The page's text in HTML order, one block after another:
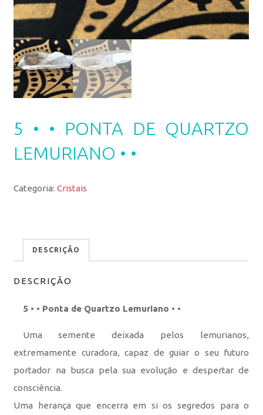
5 • • PONTA DE QUARTZO
LEMURIANO • •
Categoria:Cristais
DESCRIÇÃO
DESCRIÇÃO
5 • • Ponta de Quartzo Lemuriano • •
Uma semente deixada pelos lemurianos,
extremamente curadora, capaz de guiar o seu futuro
portador na busca pela sua evolução e despertar de
consciência.
Uma herança que encerra em si os segredos para o